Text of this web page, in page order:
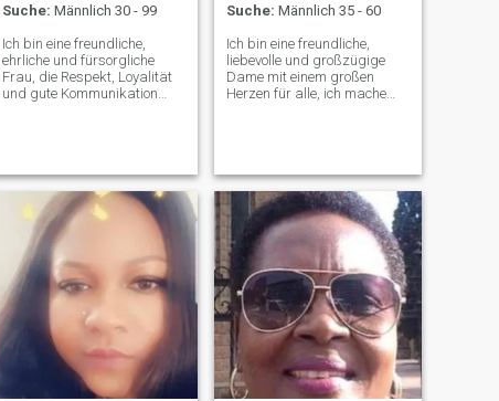
Suche: Männlich 30 - 99
Ich bin eine freundliche,
ehrliche und fürsorgliche
Frau, die Respekt, Loyalität
und gute Kommunikation
mir wichtig sind. Ich suche
jemanden aufrichtig, der
daran interessiert ist, eine
sinnvolle und dauerhafte
Beziehung aufzubauen.
Suche: Männlich 35 - 60
Ich bin eine freundliche,
liebevolle und großzügige
Dame mit einem großen
Herzen für alle, ich mache
Jobs in Teilzeit, ich liebe die
Natur, das Training, das
Laufen, Modellieren ist meine
Leidenschaft, ich liebe es mit
meiner Tochter und
Geschwistern zu spielen, ich
bin ein Hund Mutter und liebe
alle Tiere im Allgemeinen, ich
liebe ein gutes Lachen und
liebe jemanden der es mir
geben kann 😊, ich bin ein
Feinschmecker, aber das
Essen liebt mich nicht, denn
ich meine, wo geht das alles